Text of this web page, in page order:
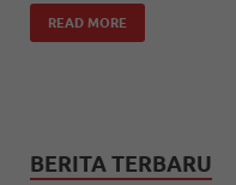
READ MORE
BERITA TERBARU